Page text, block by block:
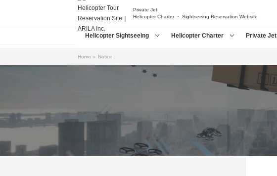
Private Jet
Helicopter Charter ・ Sightseeing Reservation Website
Helicopter Sightseeing Helicopter Charter Private Jet
Home Notice